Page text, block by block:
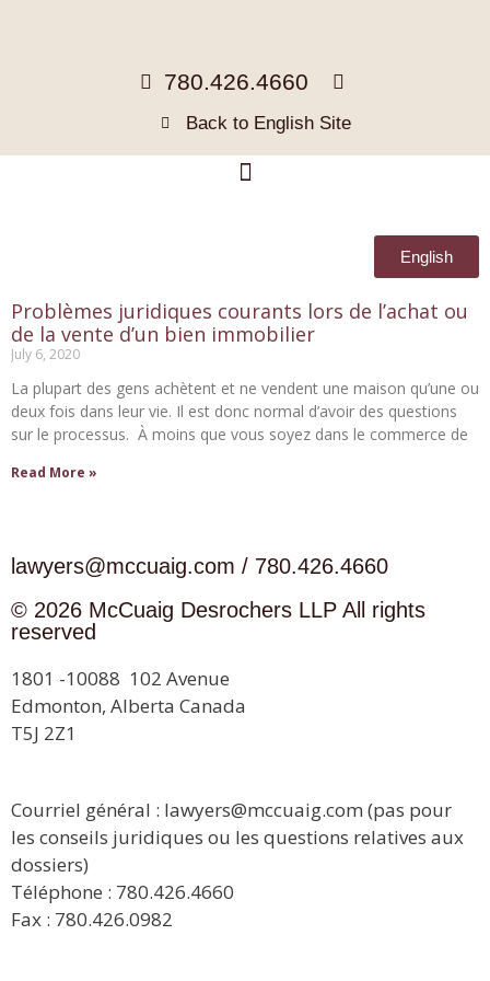
780.426.4660
Back to English Site
Problèmes juridiques courants lors de l’achat ou
de la vente d’un bien immobilier
July 6, 2020
La plupart des gens achètent et ne vendent une maison qu’une ou
deux fois dans leur vie. Il est donc normal d’avoir des questions
sur le processus. À moins que vous soyez dans le commerce de
Read More »
English
lawyers@mccuaig.com / 780.426.4660
© 2026 McCuaig Desrochers LLP All rights
reserved
1801 -10088 102 Avenue
Edmonton, Alberta Canada
T5J 2Z1
Courriel général : lawyers@mccuaig.com (pas pour
les conseils juridiques ou les questions relatives aux
dossiers)
Téléphone : 780.426.4660
Fax : 780.426.0982